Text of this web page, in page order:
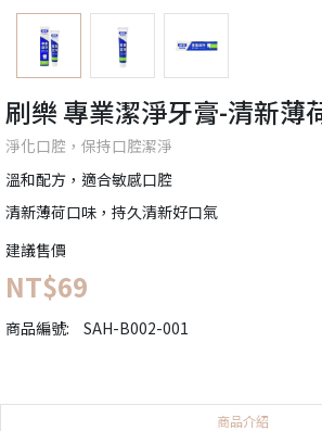
刷樂 專業潔淨牙膏-清新薄
淨化口腔，保持口腔潔淨
溫和配方，適合敏感口腔
清新薄荷口味，持久清新好口氣
建議售價
NT$69
商品編號: SAH-B002-001
商品介紹